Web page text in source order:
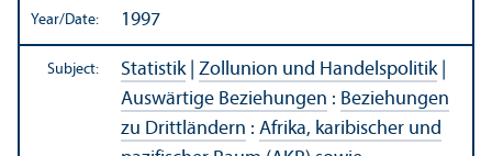
Year/Date: 1997
Subject: Statistik| Zollunion und Handelspolitik|
Auswärtige Beziehungen : Beziehungen
zu Drittländern : Afrika, karibischer und